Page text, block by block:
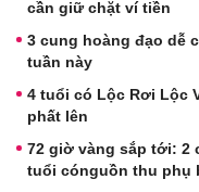
cần giữ chặt ví tiền
3 cung hoàng đạo dễ
tuần này
4 tuổi có Lộc Rơi Lộc
phất lên
72 giờ vàng sắp tới: 2
tuổi cónguồn thu phụ